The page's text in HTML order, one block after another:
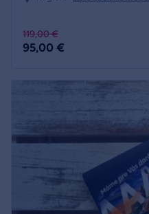
119,00 €
95,00 €